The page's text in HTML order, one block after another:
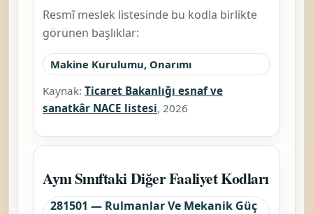
Resmî meslek listesinde bu kodla birlikte
görünen başlıklar:
Makine Kurulumu, Onarımı
Kaynak: Ticaret Bakanlığı esnaf ve
sanatkâr NACE listesi, 2026
Aynı Sınıftaki Diğer Faaliyet Kodları
281501 — Rulmanlar Ve Mekanik Güç